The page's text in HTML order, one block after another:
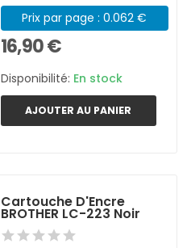
Prix par page : 0.062 €
16,90 €
Disponibilité: En stock
AJOUTER AU PANIER
Cartouche D'Encre
BROTHER LC-223 Noir